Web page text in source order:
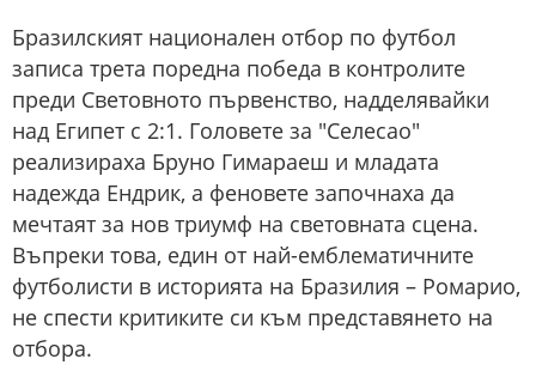
Бразилският национален отбор по футбол
записа трета поредна победа в контролите
преди Световното първенство, надделявайки
над Египет с 2:1. Головете за "Селесао"
реализираха Бруно Гимараеш и младата
надежда Ендрик, а феновете започнаха да
мечтаят за нов триумф на световната сцена.
Въпреки това, един от най-емблематичните
футболисти в историята на Бразилия – Ромарио,
не спести критиките си към представянето на
отбора.